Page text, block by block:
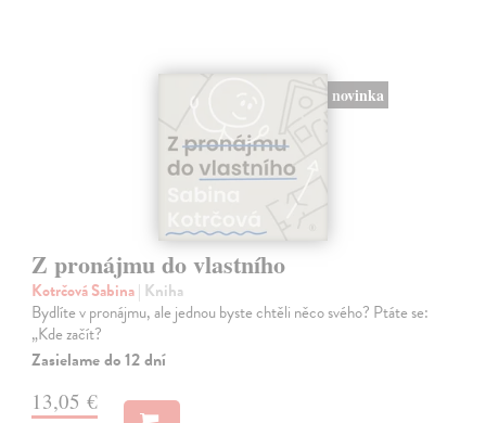
novinka
Z pronájmu do vlastního
Kotrčová Sabina| Kniha
Bydlíte v pronájmu, ale jednou byste chtěli něco svého? Ptáte se:
„Kde začít?
Zasielame do 12 dní
13,05 €